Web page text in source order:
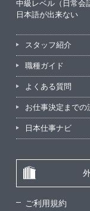
中級レベル（日常会
日本語が出来ない
スタッフ紹介
職種ガイド
よくある質問
お仕事決定までの
日本仕事ナビ
ご利用規約